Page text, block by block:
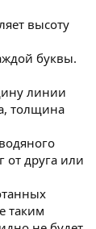
высоту
буквы.
линии
толщина
от друга или
таким